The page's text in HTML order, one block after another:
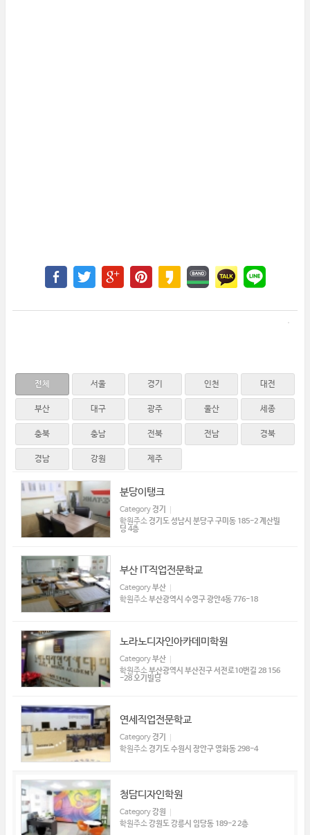
전체 서울 경기 인천 대전
부산 대구 광주 울산 세종
충북 충남 전북 전남 경북
경남 강원 제주
분당이탱크
Category경기
학원주소경기도 성남시 분당구 구미동 185-2 계산빌
딩 4층
부산 IT직업전문학교
Category부산
학원주소부산광역시 수영구 광안4동 776-18
노라노디자인아카데미학원
Category부산
학원주소부산광역시 부산진구 서전로10번길 28 156
-28 오기빌딩
연세직업전문학교
Category경기
학원주소경기도 수원시 장안구 영화동 298-4
청담디자인학원
Category강원
학원주소강원도 강릉시 임당동 189-2 2층